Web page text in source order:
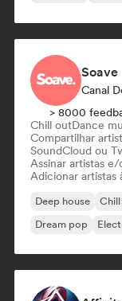
Soave
Canal
> 8000
Chill outDance
Compartilhar
SoundCloud ou
Assinar artistas e/
Adicionar artistas
Deep house
Dream pop